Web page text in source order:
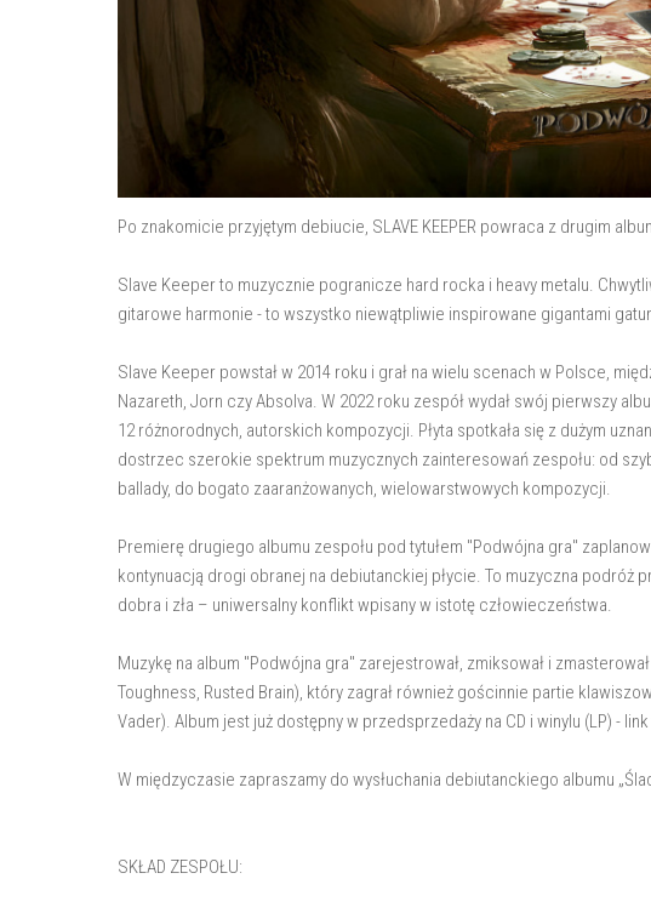
Po znakomicie przyjętym debiucie, SLAVE KEEPER powraca z drugim
Slave Keeper to muzycznie pogranicze hard rocka i heavy metalu.
gitarowe harmonie - to wszystko niewątpliwie inspirowane gigantami
Slave Keeper powstał w 2014 roku i grał na wielu scenach w Polsce,
Nazareth, Jorn czy Absolva. W 2022 roku zespół wydał swój pierwszy
12 różnorodnych, autorskich kompozycji. Płyta spotkała się z dużym
dostrzec szerokie spektrum muzycznych zainteresowań zespołu: od
ballady, do bogato zaaranżowanych, wielowarstwowych kompozycji.
Premierę drugiego albumu zespołu pod tytułem "Podwójna gra"
kontynuacją drogi obranej na debiutanckiej płycie. To muzyczna podróż
dobra i zła – uniwersalny konflikt wpisany w istotę człowieczeństwa.
Muzykę na album "Podwójna gra" zarejestrował, zmiksował i
Toughness, Rusted Brain), który zagrał również gościnnie partie
Vader). Album jest już dostępny w przedsprzedaży na CD i winylu (LP) - link
W międzyczasie zapraszamy do wysłuchania debiutanckiego albumu
SKŁAD ZESPOŁU: